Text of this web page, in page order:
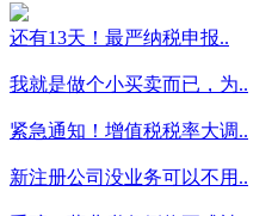
还有13天！最严纳税申报..
我就是做个小买卖而已，为..
紧急通知！增值税税率大调..
新注册公司没业务可以不用..